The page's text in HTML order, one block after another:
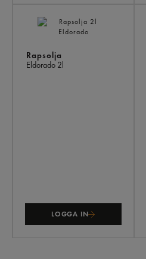
Rapsolja
Eldorado 2l
LOGGA IN